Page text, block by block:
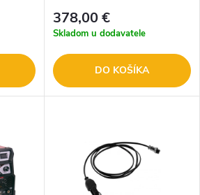
378,00 €
Skladom u dodavatele
DO KOŠÍKA